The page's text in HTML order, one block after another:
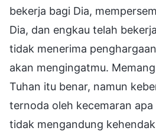
bekerja bagi Dia,
Dia, dan engkau telah
tidak menerima
akan mengingatmu.
Tuhan itu benar, namun
ternoda oleh kecemaran apa
tidak mengandung